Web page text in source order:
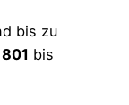
bis zu
801 bis